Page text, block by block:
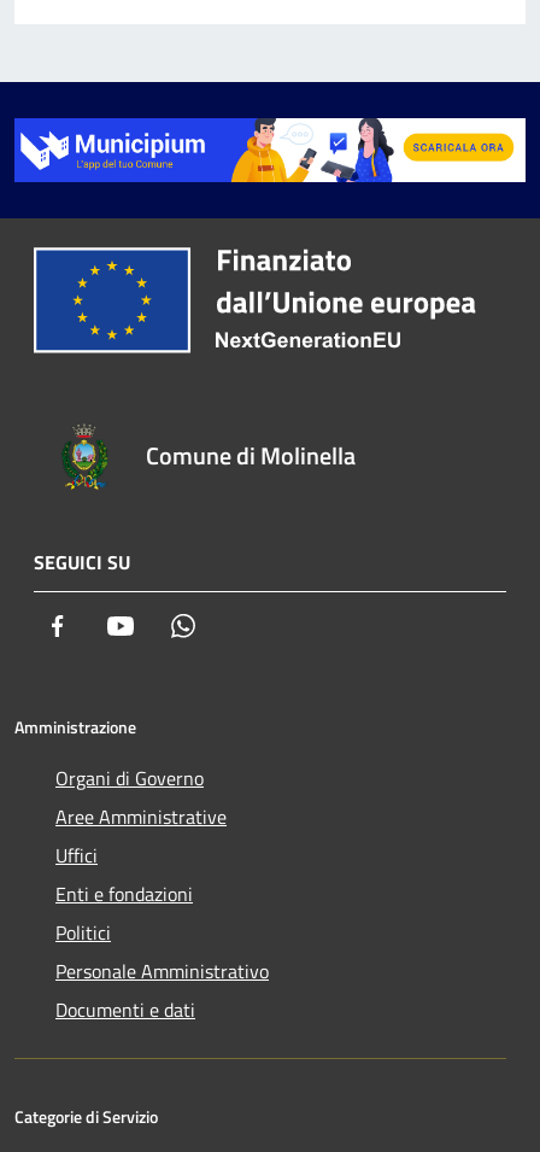
Comune di Molinella
SEGUICI SU
Facebook Youtube
Amministrazione
Organi di Governo
Aree Amministrative
Uffici
Enti e fondazioni
Politici
Personale Amministrativo
Documenti e dati
Categorie di Servizio